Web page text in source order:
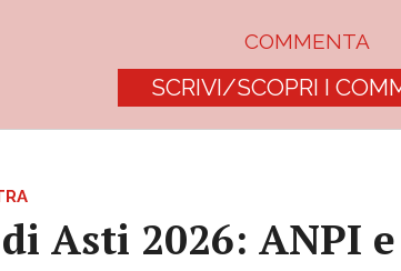
COMMENTA
SCRIVI/SCOPRI I
Asti 2026: ANPI